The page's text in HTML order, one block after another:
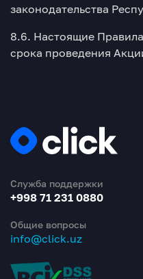
законодательства
8.6. Настоящие
срока проведения
Служба поддержки
+998 71 231 0880
Общие вопросы
info@click.uz